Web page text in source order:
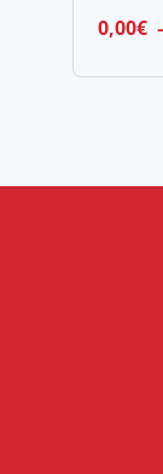
0,00€